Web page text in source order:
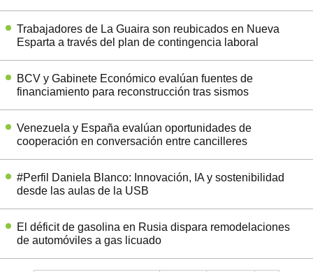
Trabajadores de La Guaira son reubicados en Nueva
Esparta a través del plan de contingencia laboral
BCV y Gabinete Económico evalúan fuentes de
financiamiento para reconstrucción tras sismos
Venezuela y España evalúan oportunidades de
cooperación en conversación entre cancilleres
#Perfil Daniela Blanco: Innovación, IA y sostenibilidad
desde las aulas de la USB
El déficit de gasolina en Rusia dispara remodelaciones
de automóviles a gas licuado